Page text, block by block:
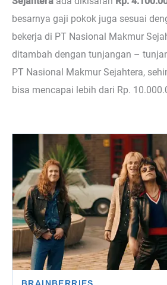
besarnya gaji pokok juga sesuai
bekerja di PT Nasional Makmur
ditambah dengan tunjangan –
PT Nasional Makmur Sejahtera,
bisa mencapai lebih dari Rp.